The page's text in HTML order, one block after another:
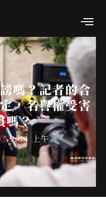
嗎？記者的合
，名譽權受害
嗎？
9:04 上午